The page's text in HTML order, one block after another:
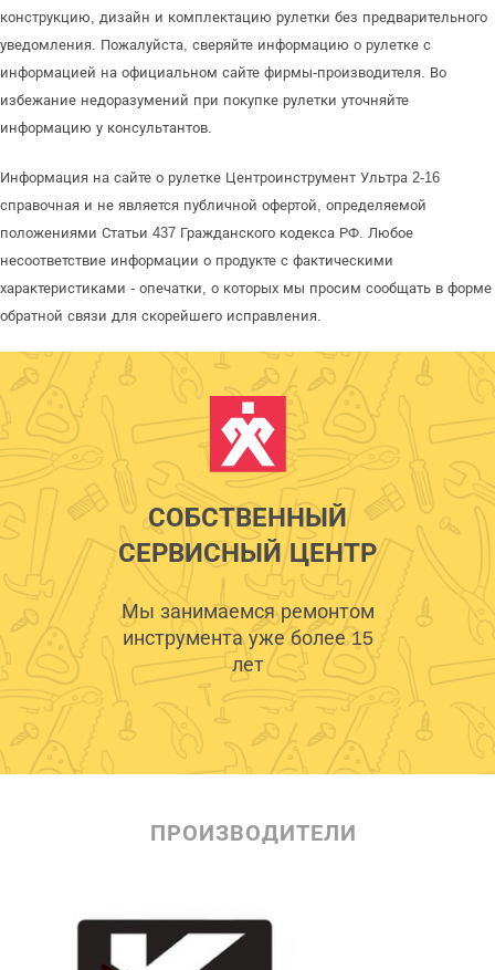
конструкцию, дизайн и комплектацию рулетки без предварительного
уведомления. Пожалуйста, сверяйте информацию о рулетке с
информацией на официальном сайте фирмы-производителя. Во
избежание недоразумений при покупке рулетки уточняйте
информацию у консультантов.
Информация на сайте о рулетке Центроинструмент Ультра 2-16
справочная и не является публичной офертой, определяемой
положениями Статьи 437 Гражданского кодекса РФ. Любое
несоответствие информации о продукте с фактическими
характеристиками - опечатки, о которых мы просим сообщать в форме
обратной связи для скорейшего исправления.
СОБСТВЕННЫЙ
СЕРВИСНЫЙ ЦЕНТР
Мы занимаемся ремонтом
инструмента уже более 15
лет
ПРОИЗВОДИТЕЛИ